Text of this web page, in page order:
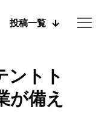
投稿一覧
ントト
が備え